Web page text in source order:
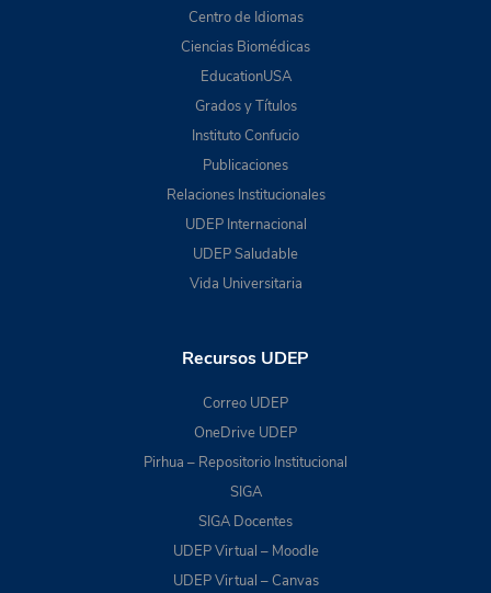
Centro de Idiomas
Ciencias Biomédicas
EducationUSA
Grados y Títulos
Instituto Confucio
Publicaciones
Relaciones Institucionales
UDEP Internacional
UDEP Saludable
Vida Universitaria
Recursos UDEP
Correo UDEP
OneDrive UDEP
Pirhua – Repositorio Institucional
SIGA
SIGA Docentes
UDEP Virtual – Moodle
UDEP Virtual – Canvas